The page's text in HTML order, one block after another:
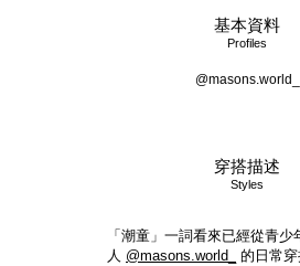
基本資料
Profiles
@masons.world_
穿搭描述
Styles
「潮童」一詞看來已經從青少
人 @masons.world_
的日常